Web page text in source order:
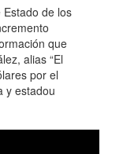
de los
que
alias “El
por el
y estadou